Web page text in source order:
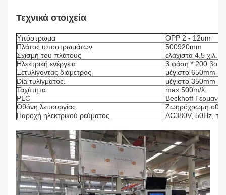
Τεχνικά στοιχεία
Υπόστρωμα
OPP 2 - 12um
Πλάτος υποστρωμάτων
500920mm
Σχισμή του πλάτους
ελάχιστα 4,5 χιλ.
Ηλεκτρική ενέργεια
3 φάση * 200 βολτ
Ξετυλίγοντας διάμετρος
μέγιστο 650mm
Dia τυλίγματος.
μέγιστο 350mm
Ταχύτητα
max.500m/λ.
PLC
Beckhoff Γερμανία
Οθόνη λειτουργίας
Ζωηρόχρωμη
Παροχή ηλεκτρικού ρεύματος
AC380V, 50Hz,